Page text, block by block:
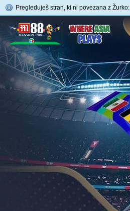
Pregleduješ stran, ki ni povezana z Žurko: